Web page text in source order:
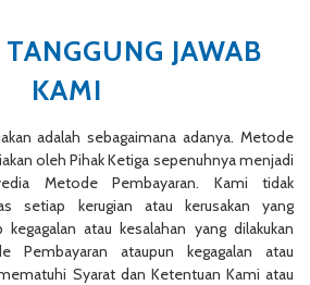
JAWAB
KAMI
adalah sebagaimana adanya. Metode
oleh Pihak Ketiga sepenuhnya menjadi
Metode Pembayaran. Kami tidak
setiap kerugian atau kerusakan yang
atau kesalahan yang dilakukan
Pembayaran ataupun kegagalan atau
Syarat dan Ketentuan Kami atau